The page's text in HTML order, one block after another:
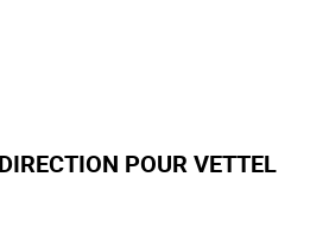
POUR VETTEL